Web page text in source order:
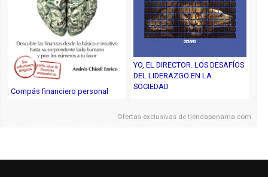
Compás financiero personal
YO, EL DIRECTOR. LOS DESAFÍOS
DEL LIDERAZGO EN LA
SOCIEDAD
Ofertas exclusivas detiendapanama.com